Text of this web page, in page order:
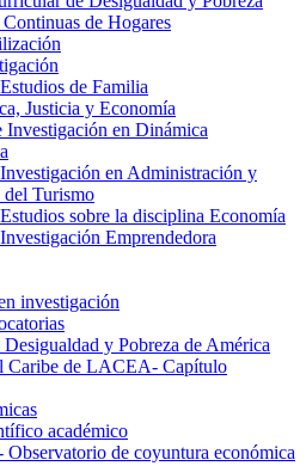
Continuas de Hogares
de Familia
Justicia y Economía
Investigación en Dinámica
en Administración y
Turismo
sobre la disciplina Economía
Emprendedora
investigación
Desigualdad y Pobreza de América
Caribe de LACEA- Capítulo
académico
Observatorio de coyuntura económica